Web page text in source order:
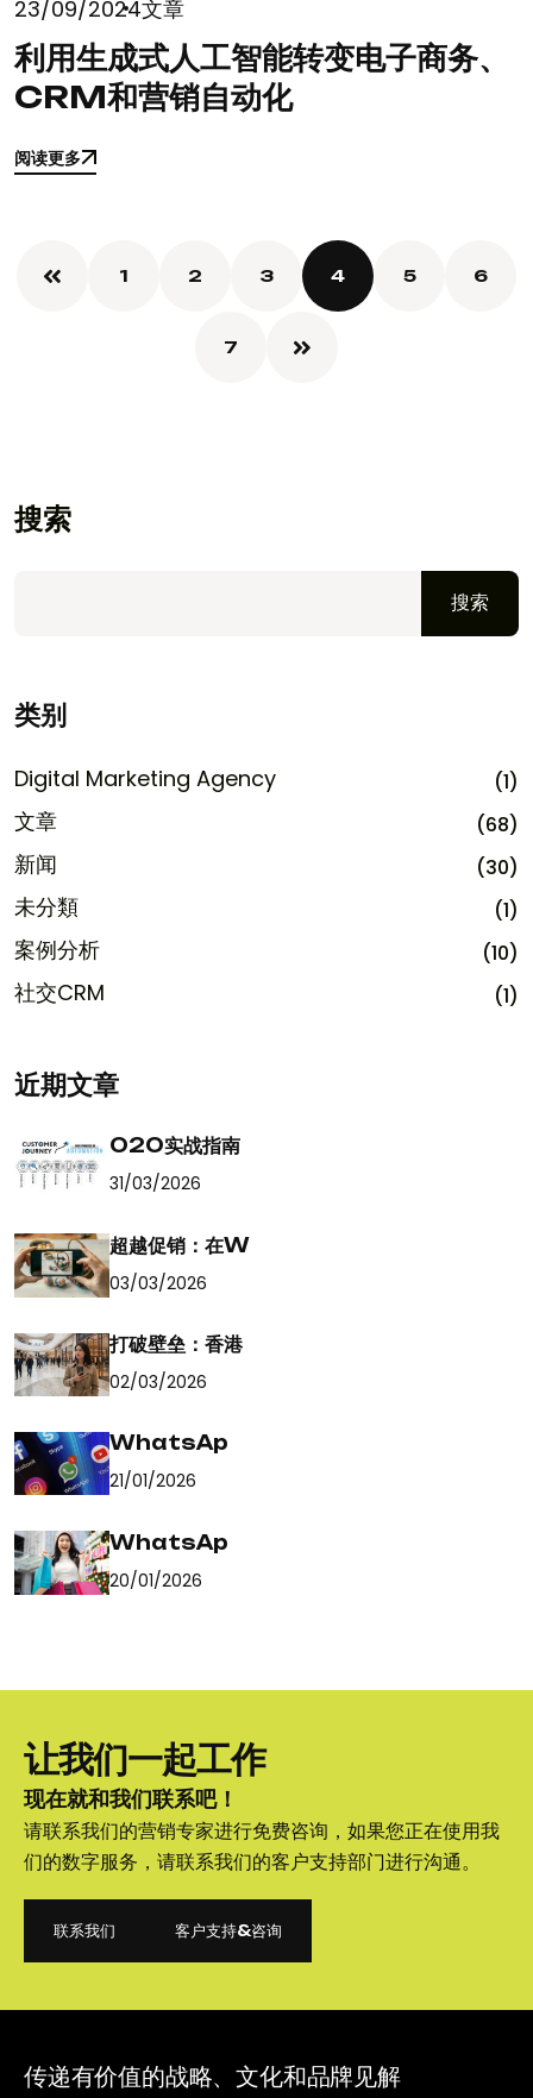
23/09/2024文章
利用生成式人工智能转变电子商务、
CRM和营销自动化
阅读更多
阅读更多
1 2 3 4 5 6
7
搜索
搜索
类别
Digital Marketing Agency (1)
文章 (68)
新闻 (30)
未分類 (1)
案例分析 (10)
社交CRM (1)
近期文章
O2O实战指南
31/03/2026
超越促销：在W
03/03/2026
打破壁垒：香港
02/03/2026
WhatsAp
21/01/2026
WhatsAp
20/01/2026
让我们一起工作
现在就和我们联系吧！
请联系我们的营销专家进行免费咨询，如果您正在使用我
们的数字服务，请联系我们的客户支持部门进行沟通。
联系我们
客户支持&咨询
传递有价值的战略、文化和品牌见解